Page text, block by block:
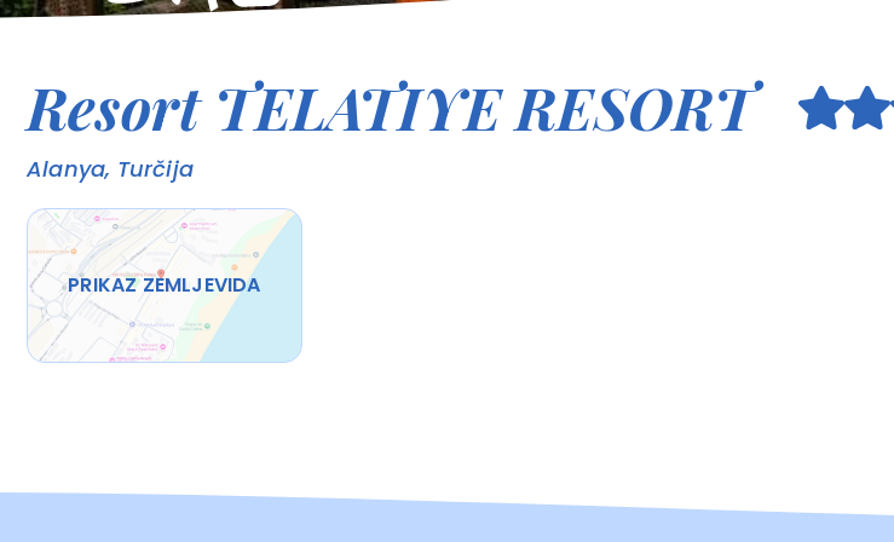
Resort TELATIYE RESORT
Alanya, Turčija
PRIKAZ ZEMLJEVIDA